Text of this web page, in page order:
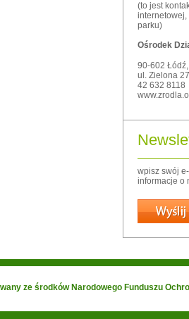
(to jest
internetowej,
parku)
Ośrodek
90-602 Łódź,
ul. Zielona 27
42 632 8118
wpisz swój
informacje o
ze środków Narodowego Funduszu